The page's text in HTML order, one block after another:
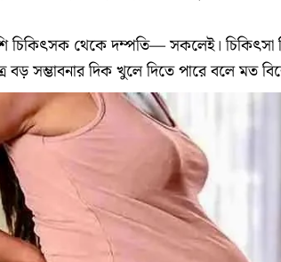
চিকিৎসক থেকে দম্পতি— সকলেই। চিকিৎসা
বড় সম্ভাবনার দিক খুলে দিতে পারে বলে মত